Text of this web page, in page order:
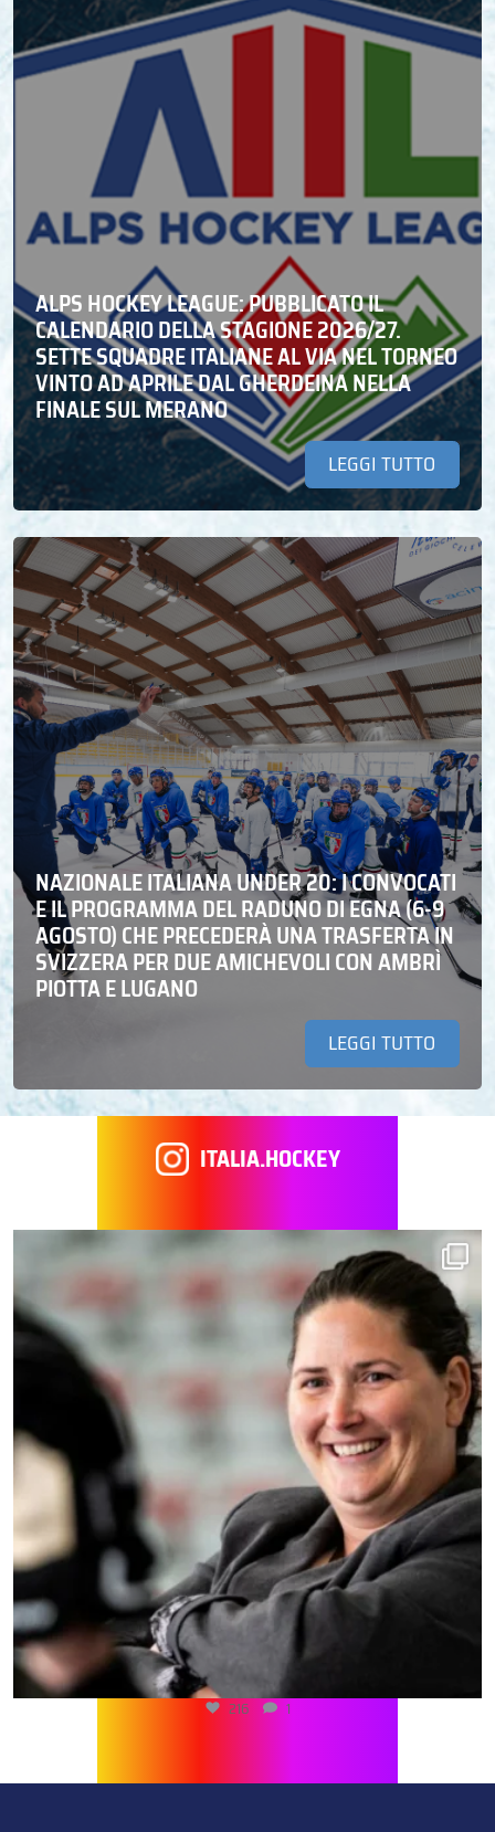
ALPS HOCKEY LEAGUE: PUBBLICATO IL
CALENDARIO DELLA STAGIONE 2026/27.
SETTE SQUADRE ITALIANE AL VIA NEL TORNEO
VINTO AD APRILE DAL GHERDEINA NELLA
FINALE SUL MERANO
LEGGI TUTTO
NAZIONALE ITALIANA UNDER 20: I CONVOCATI
E IL PROGRAMMA DEL RADUNO DI EGNA (6-9
AGOSTO) CHE PRECEDERÀ UNA TRASFERTA IN
SVIZZERA PER DUE AMICHEVOLI CON AMBRÌ
PIOTTA E LUGANO
LEGGI TUTTO
ITALIA.HOCKEY
216 1